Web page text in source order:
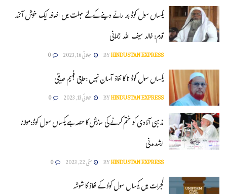
یکساں سول کوڈ پر رائے دینے کے لئے مہلت میں اضافہ ایک خوش آئند
قدم: خالد سیف اللہ رحمانی
BYHINDUSTAN EXPRESS جولائی 16, 2023 0
یکساں سول کوڈ ناکا نفاذ آسان نہیں :حاجی فہیم صدیقی
BYHINDUSTAN EXPRESS جولائی 13, 2023 0
مذہبی آزادی کو ختم کرنے کی سازش کا حصہ ہے یکساں سول کوڈ:مولانا
ارشدمدنی
BYHINDUSTAN EXPRESS مئی 22, 2023 0
گجرات میں یکساں سول کوڈ کے نفاذ کا شوشہ